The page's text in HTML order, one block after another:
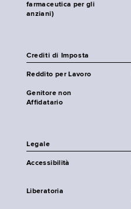
farmaceutica per gli
anziani)
Crediti di Imposta
Reddito per Lavoro
Genitore non
Affidatario
Legale
Accessibilità
Liberatoria